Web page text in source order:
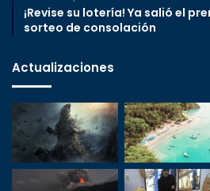
¡Revise su lotería! Ya salió el
sorteo de consolación
Actualizaciones